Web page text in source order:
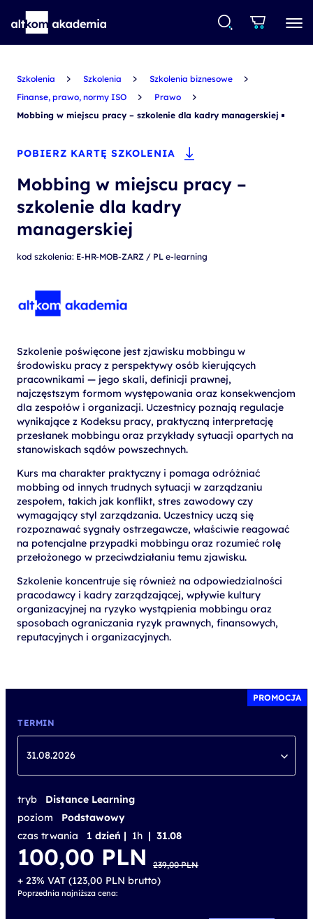
Szkolenia Szkolenia
Szkolenia biznesowe
Finanse, prawo, normy ISO
Prawo
Mobbing w miejscu pracy – szkolenie dla kadry managerskiej
POBIERZ KARTĘ SZKOLENIA
Mobbing w miejscu pracy –
szkolenie dla kadry
managerskiej
kod szkolenia: E-HR-MOB-ZARZ / PL e-learning
Szkolenie poświęcone jest zjawisku mobbingu w
środowisku pracy z perspektywy osób kierujących
pracownikami — jego skali, definicji prawnej,
najczęstszym formom występowania oraz konsekwencjom
dla zespołów i organizacji. Uczestnicy poznają regulacje
wynikające z Kodeksu pracy, praktyczną interpretację
przesłanek mobbingu oraz przykłady sytuacji opartych na
stanowiskach sądów powszechnych.
Kurs ma charakter praktyczny i pomaga odróżniać
mobbing od innych trudnych sytuacji w zarządzaniu
zespołem, takich jak konflikt, stres zawodowy czy
wymagający styl zarządzania. Uczestnicy uczą się
rozpoznawać sygnały ostrzegawcze, właściwie reagować
na potencjalne przypadki mobbingu oraz rozumieć rolę
przełożonego w przeciwdziałaniu temu zjawisku.
Szkolenie koncentruje się również na odpowiedzialności
pracodawcy i kadry zarządzającej, wpływie kultury
organizacyjnej na ryzyko wystąpienia mobbingu oraz
sposobach ograniczania ryzyk prawnych, finansowych,
reputacyjnych i organizacyjnych.
PROMOCJA
TERMIN
31.08.2026
tryb
Distance Learning
poziom
Podstawowy
czas trwania
1 dzień | 1h | 31.08
239,00PLN
Pierwotna
cena
wynosiła:
100,00 PLN
Aktualna
cena
wynosi:
+ 23% VAT (123,00 PLN brutto)
Poprzednia najniższa cena: